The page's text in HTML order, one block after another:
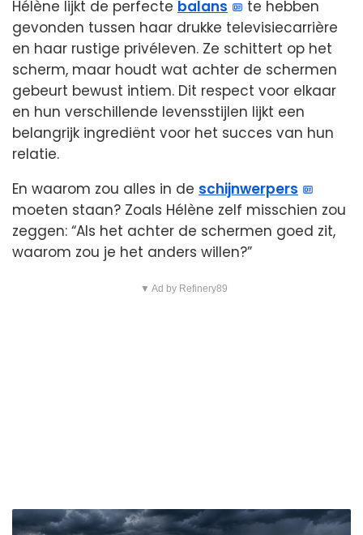
Hélène lijkt de perfecte balans
te hebben
gevonden tussen haar drukke televisiecarrière
en haar rustige privéleven. Ze schittert op het
scherm, maar houdt wat achter de schermen
gebeurt bewust intiem. Dit respect voor elkaar
en hun verschillende levensstijlen lijkt een
belangrijk ingrediënt voor het succes van hun
relatie.
En waarom zou alles in de schijnwerpers
moeten staan? Zoals Hélène zelf misschien zou
zeggen: “Als het achter de schermen goed zit,
waarom zou je het anders willen?”
▼ Ad by Refinery89